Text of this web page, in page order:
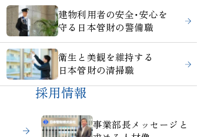
建物利用者の安全・安心を
守る日本管財の警備職
衛生と美観を維持する
日本管財の清掃職
採用情報
事業部長メッセージと